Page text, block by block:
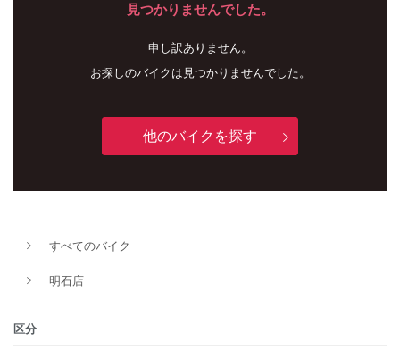
見つかりませんでした。
申し訳ありません。
お探しのバイクは見つかりませんでした。
他のバイクを探す
すべてのバイク
明石店
区分
新車
タイプ